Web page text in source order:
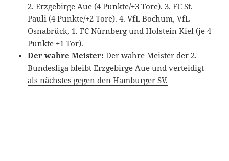
2. Erzgebirge Aue (4 Punkte/+3 Tore). 3. FC St.
Pauli (4 Punkte/+2 Tore). 4. VfL Bochum, VfL
Osnabrück, 1. FC Nürnberg und Holstein Kiel (je 4
Punkte +1 Tor).
Der wahre Meister: Der wahre Meister der 2.
Bundesliga bleibt Erzgebirge Aue und verteidigt
als nächstes gegen den Hamburger SV.